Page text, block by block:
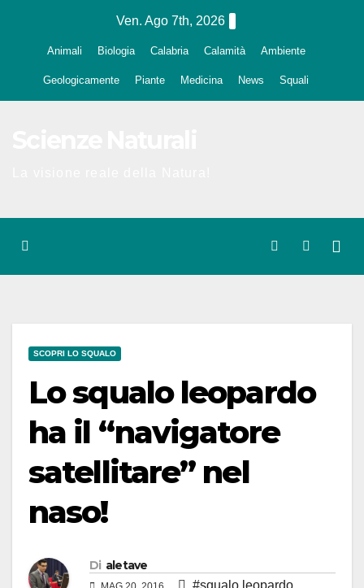
Ven. Ago 7th, 2026
Animali Biologia Calabria Calamità Ambiente
Geologicamente Piante Medicina News Squali
SCOPRI LO SQUALO
Lo squalo leopardo
ha il “navigatore
satellitare” nel
naso!
Di aletave